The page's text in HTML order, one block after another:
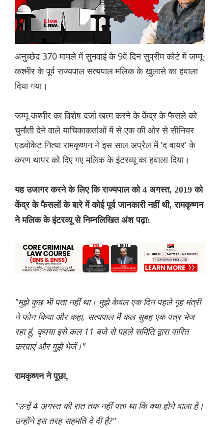
अनुच्छेद 370 मामले में सुनवाई के 9वें दिन सुप्रीम कोर्ट में जम्मू-
कश्मीर के पूर्व राज्यपाल सत्यपाल मलिक के खुलासे का हवाला
दिया गया।
जम्मू-कश्मीर का विशेष दर्जा खत्म करने के केंद्र के फैसले को
चुनौती देने वाले याचिकाकर्ताओं में से एक की ओर से सीनियर
एडवोकेट नित्या रामकृष्णन ने इस साल अप्रैल में 'द वायर' के
करण थापर को दिए गए मलिक के इंटरव्यू का हवाला दिया।
यह उजागर करने के लिए कि राज्यपाल को 4 अगस्त, 2019 को
केंद्र के फैसलों के बारे में कोई पूर्व जानकारी नहीं थी, रामकृष्णन
ने मलिक के इंटरव्यू से निम्नलिखित अंश पढ़ा:
"मुझे कुछ भी पता नहीं था। मुझे केवल एक दिन पहले गृह मंत्री
ने फोन किया और कहा, सत्यपाल मैं कल सुबह एक पत्र भेज
रहा हूं, कृपया इसे कल 11 बजे से पहले समिति द्वारा पारित
करवाएं और मुझे भेजें।"
रामकृष्णन ने पूछा,
"उन्हें 4 अगस्त की रात तक नहीं पता था कि क्या होने वाला है।
उन्होंने इस तरह सहमति दे दी है?"